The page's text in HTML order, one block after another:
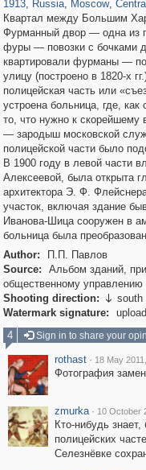
1913, Russia, Moscow,
Квартал между Большим
Фурманный двор — одна из
фуры — повозки с бочками
квартировали фурманы —
улицу (построено в 1820-х
полицейская часть или
устроена больница, где, как
то, что нужно к
— зародыш московской
полицейской части было
В 1900 году в левой части
Алексеевой, была открыта
архитектора Э. Ф.
участок, включая здание
Иванова-Шица сооружен в
больница была
Author:
П.П. Павлов
Source:
Альбом зданий,
общественному управлению
Shooting direction:  south
Watermark signature:
4
Sign in to share your
rothast · 18 May
Фотография
zmurka · 10 October
Кто-нибудь
полицейских
Селезнёвке